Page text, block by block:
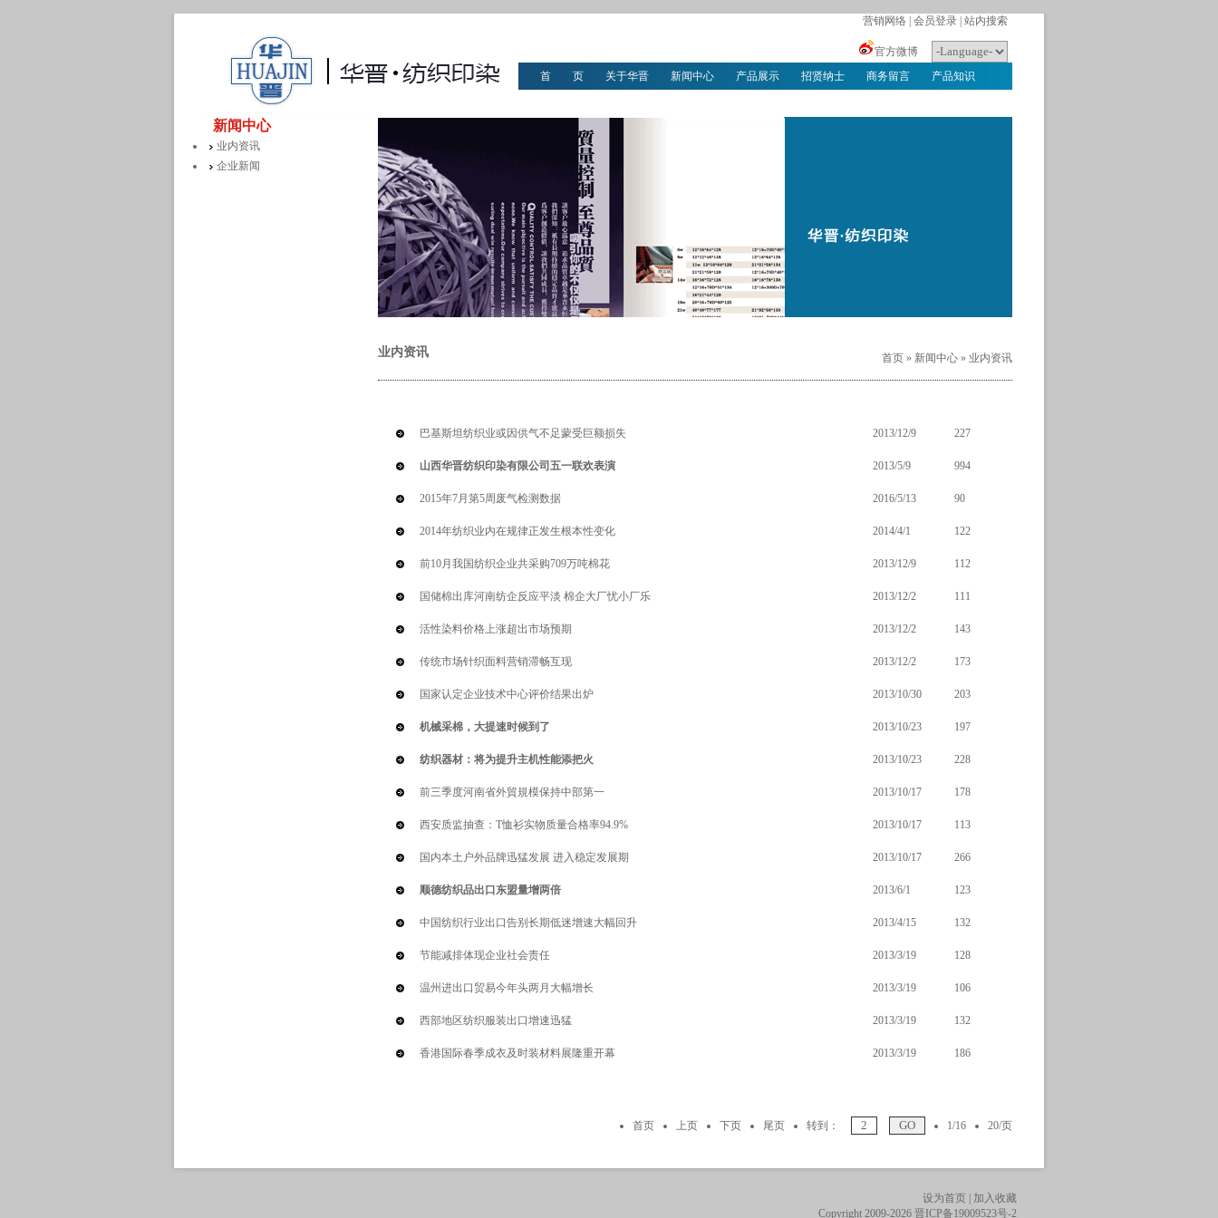
营销网络 会员登录 站内搜索
官方微博
首 页
关于华晋 新闻中心 产品展示 招贤纳士 商务留言 产品知识
新闻中心
业内资讯
企业新闻
首页 » 新闻中心 » 业内资讯
业内资讯
巴基斯坦纺织业或因供气不足蒙受巨额损失 2013/12/9 227
山西华晋纺织印染有限公司五一联欢表演 2013/5/9 994
2015年7月第5周废气检测数据 2016/5/13 90
2014年纺织业内在规律正发生根本性变化 2014/4/1 122
前10月我国纺织企业共采购709万吨棉花 2013/12/9 112
国储棉出库河南纺企反应平淡 棉企大厂忧小厂乐 2013/12/2 111
活性染料价格上涨超出市场预期 2013/12/2 143
传统市场针织面料营销滞畅互现 2013/12/2 173
国家认定企业技术中心评价结果出炉 2013/10/30 203
机械采棉，大提速时候到了 2013/10/23 197
纺织器材：将为提升主机性能添把火 2013/10/23 228
前三季度河南省外貿規模保持中部第一 2013/10/17 178
西安质监抽查：T恤衫实物质量合格率94.9% 2013/10/17 113
国内本土户外品牌迅猛发展 进入稳定发展期 2013/10/17 266
顺德纺织品出口东盟量增两倍 2013/6/1 123
中国纺织行业出口告别长期低迷增速大幅回升 2013/4/15 132
节能减排体现企业社会责任 2013/3/19 128
温州进出口贸易今年头两月大幅增长 2013/3/19 106
西部地区纺织服装出口增速迅猛 2013/3/19 132
香港国际春季成衣及时装材料展隆重开幕 2013/3/19 186
首页 上页 下页 尾页 转到： 1/16 20/页
设为首页
加入收藏
Copyright 2009-2026 晋ICP备19009523号-2